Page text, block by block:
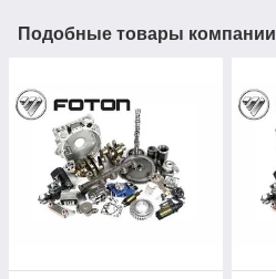
Подобные товары компании